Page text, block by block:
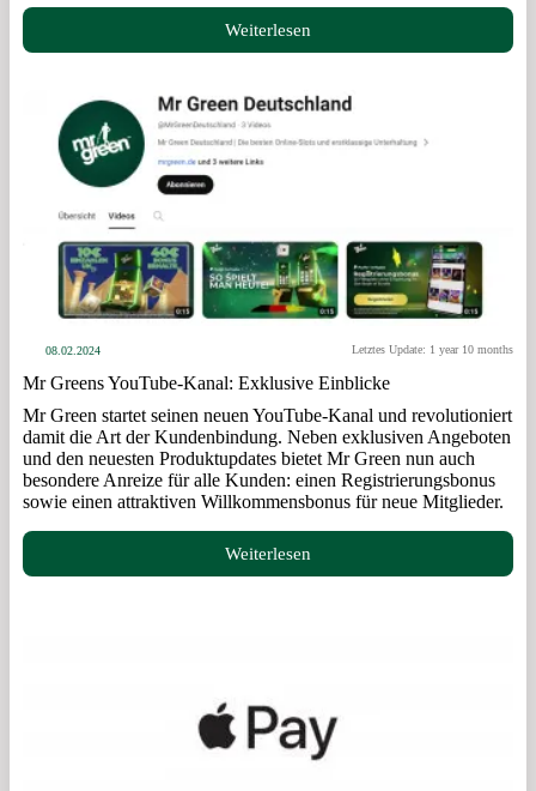
Weiterlesen
Mr Greens YouTube-Kanal: Exklusive Einblicke
08.02.2024 Letztes Update: 1 year 10 months
Mr Green startet seinen neuen YouTube-Kanal und revolutioniert
damit die Art der Kundenbindung. Neben exklusiven Angeboten
und den neuesten Produktupdates bietet Mr Green nun auch
besondere Anreize für alle Kunden: einen Registrierungsbonus
sowie einen attraktiven Willkommensbonus für neue Mitglieder.
Weiterlesen